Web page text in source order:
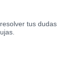
tus dudas